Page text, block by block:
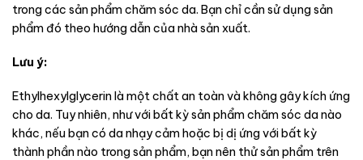
trong các sản phẩm chăm sóc da. Bạn chỉ cần sử dụng sản
phẩm đó theo hướng dẫn của nhà sản xuất.
Lưu ý:
Ethylhexylglycerin là một chất an toàn và không gây kích ứng
cho da. Tuy nhiên, như với bất kỳ sản phẩm chăm sóc da nào
khác, nếu bạn có da nhạy cảm hoặc bị dị ứng với bất kỳ
thành phần nào trong sản phẩm, bạn nên thử sản phẩm trên